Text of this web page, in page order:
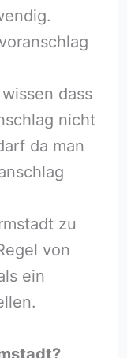
dass
nicht
da man
zu
von
ein